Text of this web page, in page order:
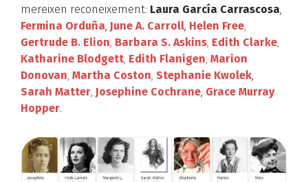
mereixen reconeixement: Laura García Carrascosa,
Fermina Orduña, June A. Carroll, Helen Free,
Gertrude B. Elion, Barbara S. Askins, Edith Clarke,
Katharine Blodgett, Edith Flanigen, Marion
Donovan, Martha Coston, Stephanie Kwolek,
Sarah Matter, Josephine Cochrane, Grace Murray
Hopper.